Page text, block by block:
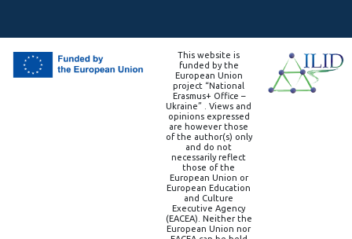
This website is
funded by the
European Union
project “National
Erasmus+ Office –
Ukraine” . Views and
opinions expressed
are however those
of the author(s) only
and do not
necessarily reflect
those of the
European Union or
European Education
and Culture
Executive Agency
(EACEA). Neither the
European Union nor